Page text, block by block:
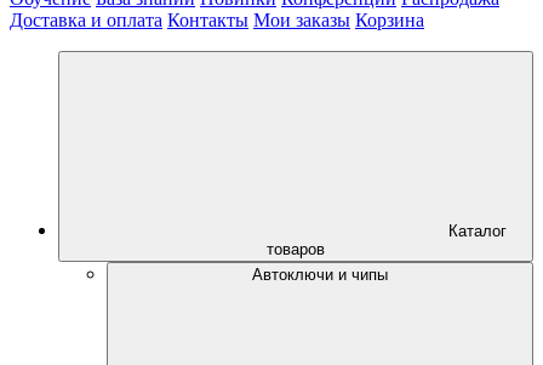
Доставка и оплата Контакты Мои заказы Корзина
Каталог
товаров
Автоключи и чипы